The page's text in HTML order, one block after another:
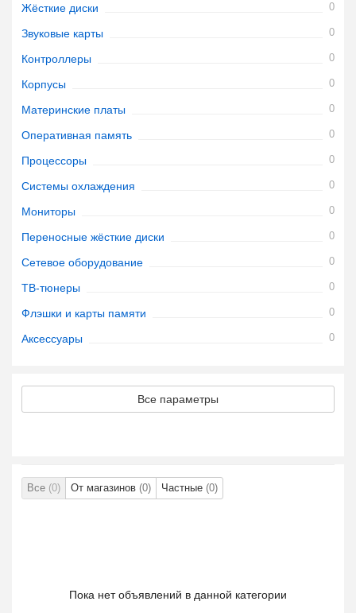
Жёсткие диски 0
Звуковые карты 0
Контроллеры 0
Корпусы 0
Материнские платы 0
Оперативная память 0
Процессоры 0
Системы охлаждения 0
Мониторы 0
Переносные жёсткие диски 0
Сетевое оборудование 0
ТВ-тюнеры 0
Флэшки и карты памяти 0
Аксессуары 0
Все параметры
Все (0) От магазинов (0) Частные (0)
Пока нет объявлений в данной категории